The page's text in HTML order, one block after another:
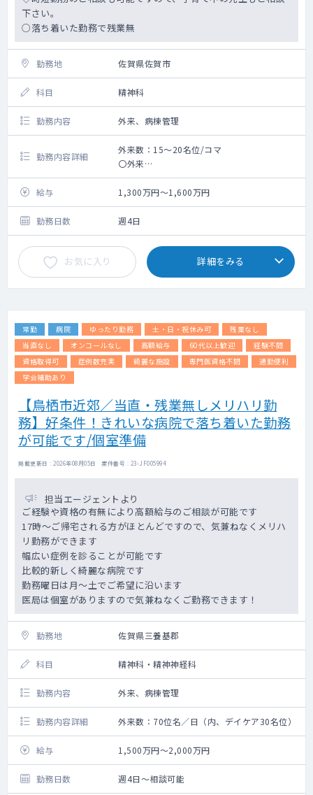
下さい。
○落ち着いた勤務で残業無
勤務地 佐賀県佐賀市
科目 精神科
勤務内容 外来、病棟管理
勤務内容詳細
外来数：15～20名位/コマ
〇外来
週に2コマ程度お願いいたします。かかりつけ
の方が大半です。
〇病棟管理
主治医制で、30～40床程度ご担当をお願いい
たします。
〇疾患
ほとんどがご高齢な患者様です。統合失調症
や認知症の方が多いです。
給与 1,300万円～1,600万円
勤務日数 週4日
お気に入り 詳細をみる
常勤 病院 ゆったり勤務 土・日・祝休み可
残業なし
当直なし
オンコールなし 高額給与 60代以上歓迎
経験不問
資格取得可
症例数充実 綺麗な施設 専門医資格不問
通勤便利
学会補助あり
【鳥栖市近郊／当直・残業無しメリハリ勤
務】好条件！きれいな病院で落ち着いた勤務
が可能です/個室準備
掲載更新日 : 2026年08月05日 案件番号 : 23-JF005994
担当エージェントより
ご経験や資格の有無により高額給与のご相談が可能です
17時～ご帰宅される方がほとんどですので、気兼ねなくメリハ
リ勤務ができます
幅広い症例を診ることが可能です
比較的新しく綺麗な病院です
勤務曜日は月～土でご希望に沿います
医局は個室がありますので気兼ねなくご勤務できます！
勤務地 佐賀県三養基郡
科目 精神科・精神神経科
勤務内容 外来、病棟管理
勤務内容詳細 外来数：70位名／日（内、デイケア30名位）
給与 1,500万円～2,000万円
勤務日数 週4日～相談可能